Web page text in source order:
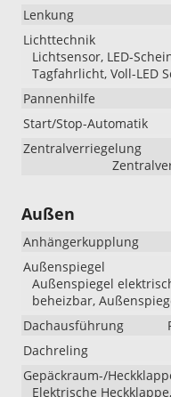
Lenkung
Lichttechnik
Lichtsensor, LED-
Tagfahrlicht, Voll-LED
Pannenhilfe
Start/Stop-Automatik
Zentralverriegelung
Außen
Anhängerkupplung
Außenspiegel
Außenspiegel
beheizbar,
Dachausführung
Dachreling
Gepäckraum-/
Elektrische